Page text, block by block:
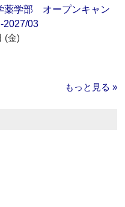
薬学部 オープンキャン
03
(金)
もっと見る »